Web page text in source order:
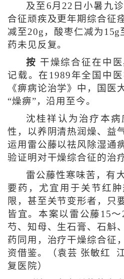
及至6月22日小暑九
合征顽疾及更年期综合征
减至20g，酸枣仁减为15g
药未见反复。
按 干燥综合征在中
记载。在1989年全国中
《痹病论治学》中，国医
“燥痹”，沿用至今。
沈桂祥认为治疗本
性，以养阴清热润燥、益
运用雷公藤以祛风除湿通
验证明对干燥综合征的治
雷公藤性寒味苦，有
要药，尤宜用于关节红
限，甚至关节变形者，只
皆宜。本案以雷公藤15
芍、知母、生石膏、石斛
药同用，治疗干燥综合征
资借鉴。（袁芸 张敏红
复医院）